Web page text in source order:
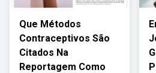
Que Métodos
Contraceptivos São
Citados Na
Reportagem Como